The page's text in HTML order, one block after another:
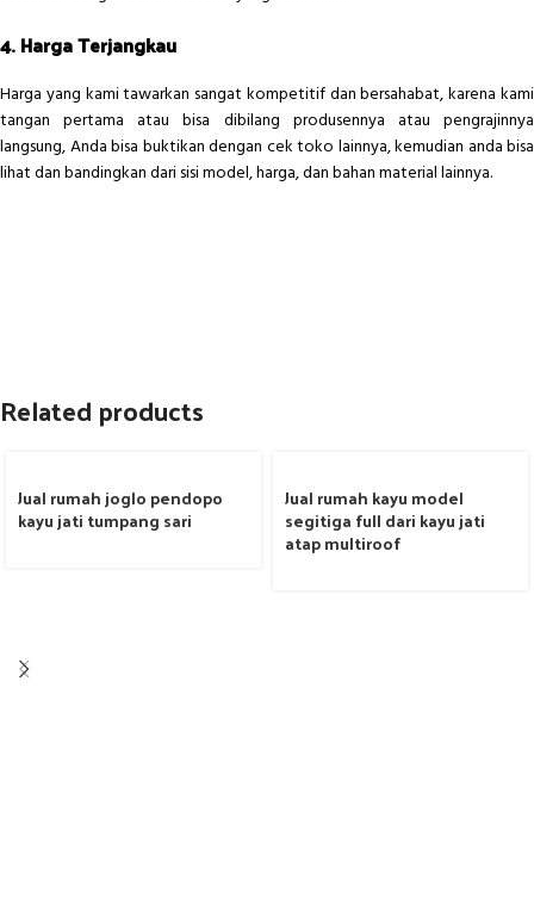
4. Harga Terjangkau
Harga yang kami tawarkan sangat kompetitif dan bersahabat, karena kami
tangan pertama atau bisa dibilang produsennya atau pengrajinnya
langsung, Anda bisa buktikan dengan cek toko lainnya, kemudian anda bisa
lihat dan bandingkan dari sisi model, harga, dan bahan material lainnya.
Related products
Jual rumah joglo pendopo
kayu jati tumpang sari
Jual rumah kayu model
segitiga full dari kayu jati
atap multiroof